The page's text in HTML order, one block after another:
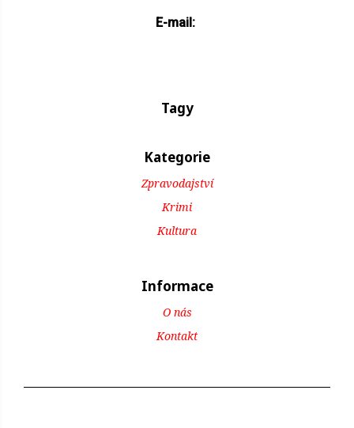
E-mail:
Tagy
Kategorie
Zpravodajství
Krimi
Kultura
Informace
O nás
Kontakt